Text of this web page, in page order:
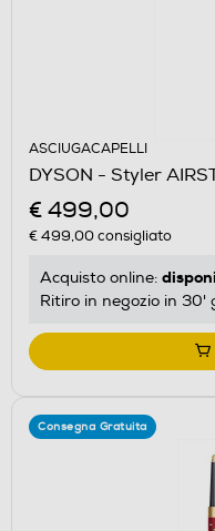
ASCIUGACAPELLI
DYSON - Styler
€ 499,00
€ 499,00consigliato
Acquisto online:
Ritiro in negozio in 30'
Consegna Gratuita